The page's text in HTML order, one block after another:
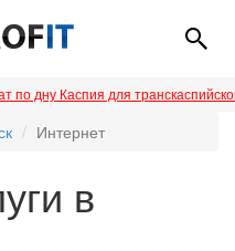
по дну Каспия для
Интернет
в